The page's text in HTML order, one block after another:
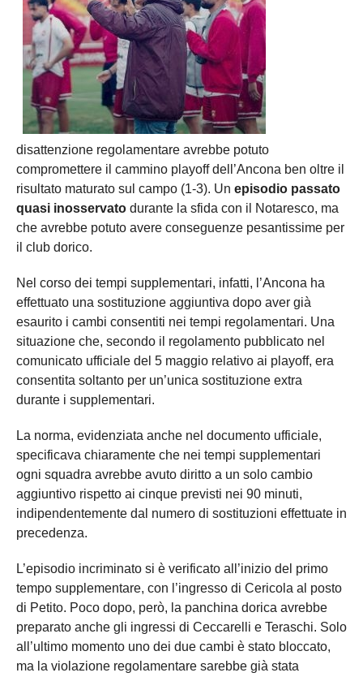
disattenzione regolamentare avrebbe potuto
compromettere il cammino playoff dell’Ancona ben oltre il
risultato maturato sul campo (1-3). Un episodio passato
quasi inosservato durante la sfida con il Notaresco, ma
che avrebbe potuto avere conseguenze pesantissime per
il club dorico.
Nel corso dei tempi supplementari, infatti, l’Ancona ha
effettuato una sostituzione aggiuntiva dopo aver già
esaurito i cambi consentiti nei tempi regolamentari. Una
situazione che, secondo il regolamento pubblicato nel
comunicato ufficiale del 5 maggio relativo ai playoff, era
consentita soltanto per un’unica sostituzione extra
durante i supplementari.
La norma, evidenziata anche nel documento ufficiale,
specificava chiaramente che nei tempi supplementari
ogni squadra avrebbe avuto diritto a un solo cambio
aggiuntivo rispetto ai cinque previsti nei 90 minuti,
indipendentemente dal numero di sostituzioni effettuate in
precedenza.
L’episodio incriminato si è verificato all’inizio del primo
tempo supplementare, con l’ingresso di Cericola al posto
di Petito. Poco dopo, però, la panchina dorica avrebbe
preparato anche gli ingressi di Ceccarelli e Teraschi. Solo
all’ultimo momento uno dei due cambi è stato bloccato,
ma la violazione regolamentare sarebbe già stata